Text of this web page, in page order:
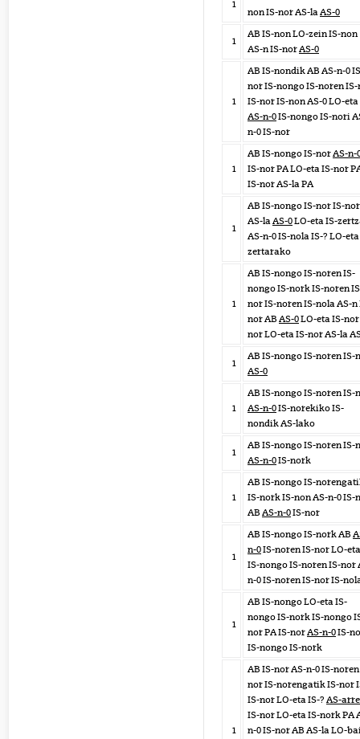
1
non IS-nor AS-laAS-0
1
AB IS-non LO-zein IS-non
AS-n IS-norAS-0
1
AB IS-nondik AB AS-n-0
nor IS-nongo IS-noren
IS-nor IS-non AS-0 LO-eta
AS-n-0IS-nongo IS-nori
n-0 IS-nor
1
AB IS-nongo IS-norAS-n-
IS-nor PA LO-eta IS-nor
IS-nor AS-la PA
1
AB IS-nongo IS-nor IS-nor
AS-laAS-0LO-eta IS-
AS-n-0 IS-nola IS-? LO-
zertarako
1
AB IS-nongo IS-noren IS-
nongo IS-nork IS-noren
nor IS-noren IS-nola AS-n
nor AB AS-0LO-eta IS-nor
nor LO-eta IS-nor AS-la
1
AB IS-nongo IS-noren IS-
AS-0
1
AB IS-nongo IS-noren IS-
AS-n-0IS-norekiko IS-
nondik AS-lako
1
AB IS-nongo IS-noren IS-
AS-n-0IS-nork
1
AB IS-nongo IS-
IS-nork IS-non AS-n-0 IS-
AB AS-n-0IS-nor
1
AB IS-nongo IS-nork AB
n-0IS-noren IS-nor LO-eta
IS-nongo IS-noren IS-nor
n-0 IS-noren IS-nor IS-
1
AB IS-nongo LO-eta IS-
nongo IS-nork IS-nongo
nor PA IS-norAS-n-0IS-
IS-nongo IS-nork
1
AB IS-nor AS-n-0 IS-
nor IS-norengatik IS-nor
IS-nor LO-eta IS-? AS-
IS-nor LO-eta IS-nork PA
n-0 IS-nor AB AS-la LO-